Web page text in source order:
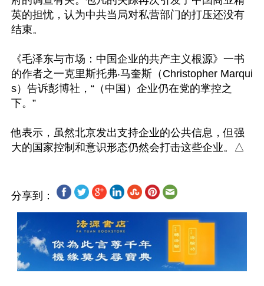
英的担忧，认为中共当局对私营部门的打压还没有
结束。
《毛泽东与市场：中国企业的共产主义根源》一书
的作者之一克里斯托弗‧马奎斯（Christopher Marqui
s）告诉彭博社，“（中国）企业仍在党的掌控之
下。”
他表示，虽然北京发出支持企业的公共信息，但强
分享到：